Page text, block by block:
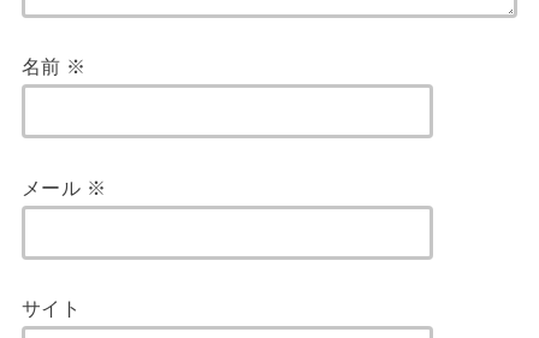
名前 ※
メール ※
サイト